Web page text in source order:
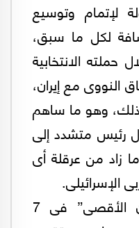
لإتمام وتوسيع
لكل ما سبق،
الانتخابية
النووى مع إيران،
ذلك، وهو ما ساهم
رئيس متشدد إلى
زاد من عرقلة أى
الإسرائيلى.
وبعد بدء عملية “طوفان الأقصى” فى 7